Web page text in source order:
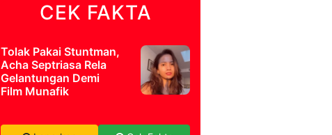
CEK FAKTA
Tolak Pakai Stuntman,
Acha Septriasa Rela
Gelantungan Demi
Film Munafik